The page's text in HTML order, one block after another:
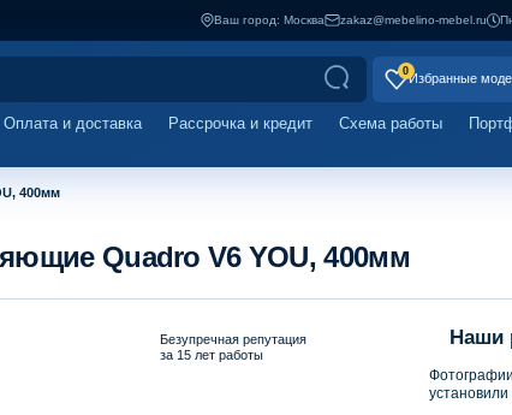
Ваш город: Москва zakaz@mebelino-mebel.ru
0
Избранные
Оплата и доставка Рассрочка и кредит Схема работы
400мм
Quadro V6 YOU, 400мм
Безупречная репутация
за 15 лет работы
Наши